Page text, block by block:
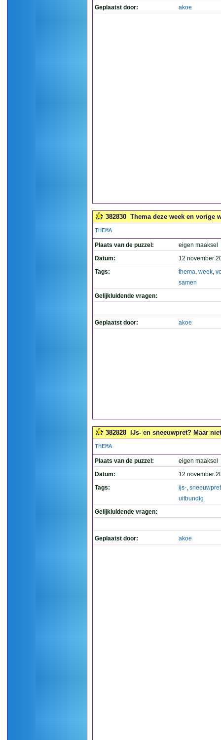
Geplaatst door: akoe
382830 Thema deze week en vorige
THEMA
Plaats van de puzzel:
eigen maaksel
Datum:
12 november
Tags:
thema, week,
samen
Gelijkluidende vragen:
Geplaatst door: akoe
382828 IJs- en sneeuwpret? Maar
THEMA
Plaats van de puzzel:
eigen maaksel
Datum:
12 november
Tags:
ijs-, sneeuwpret
uitbundig
Gelijkluidende vragen:
Geplaatst door: akoe